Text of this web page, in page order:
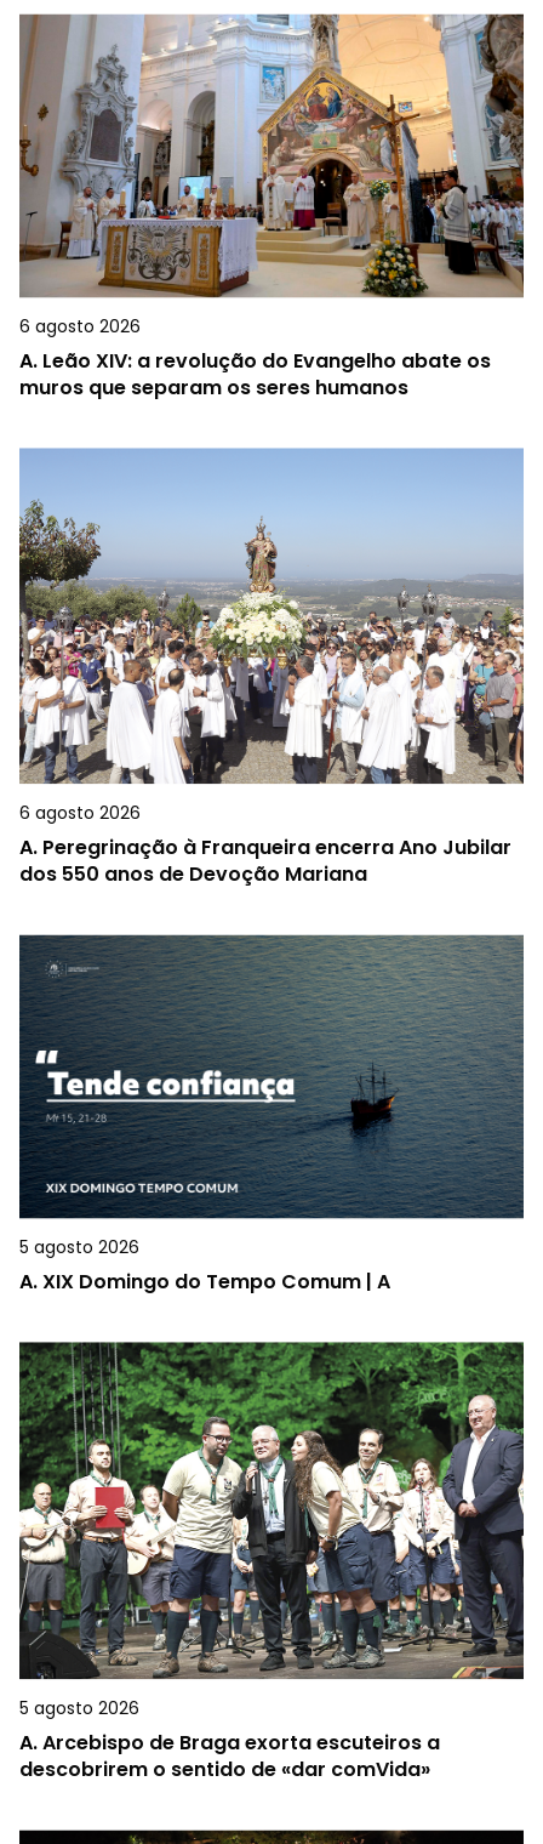
6 agosto 2026
A. Leão XIV: a revolução do Evangelho abate os
muros que separam os seres humanos
6 agosto 2026
A. Peregrinação à Franqueira encerra Ano Jubilar
dos 550 anos de Devoção Mariana
5 agosto 2026
A.XIX Domingo do Tempo Comum | A
5 agosto 2026
A.Arcebispo de Braga exorta escuteiros a
descobrirem o sentido de «dar comVida»